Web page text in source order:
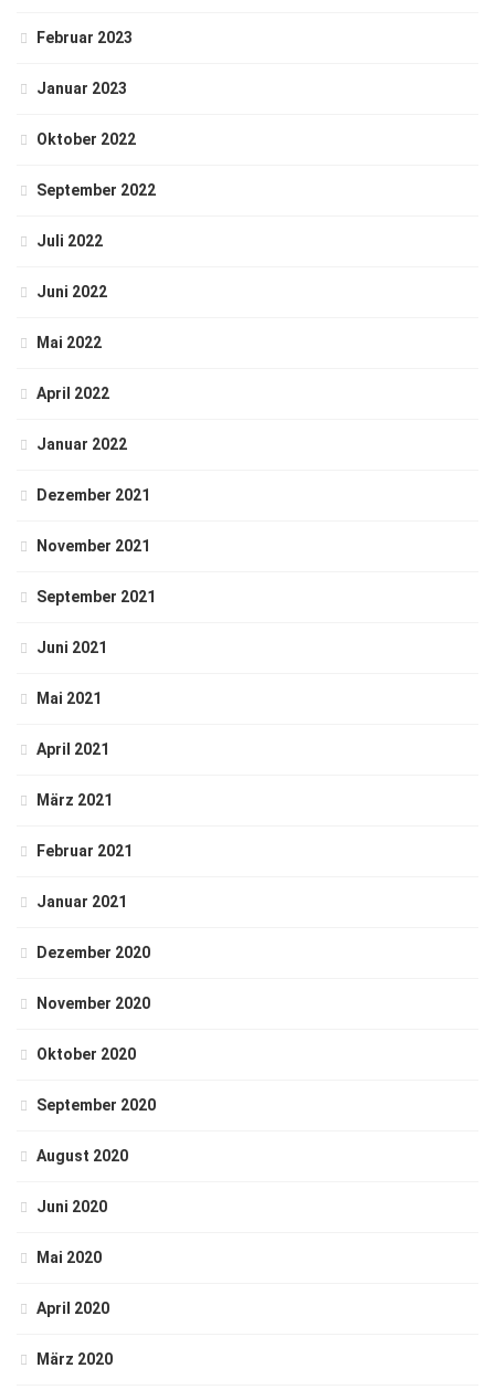
Februar 2023
Januar 2023
Oktober 2022
September 2022
Juli 2022
Juni 2022
Mai 2022
April 2022
Januar 2022
Dezember 2021
November 2021
September 2021
Juni 2021
Mai 2021
April 2021
März 2021
Februar 2021
Januar 2021
Dezember 2020
November 2020
Oktober 2020
September 2020
August 2020
Juni 2020
Mai 2020
April 2020
März 2020